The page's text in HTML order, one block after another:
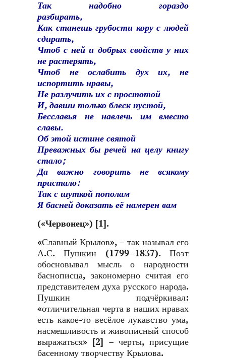
Так надобно гораздо
Как станешь грубости кору с людей
сдирать,
Чтоб с ней и добрых свойств у них
не растерять,
Чтоб не ослабить дух их, не
испортить нравы,
Не разлучить их с простотой
И, давши только блеск пустой,
Бесславья не навлечь им вместо
славы.
Об этой истине святой
Преважных бы речей на целу книгу
стало;
Да важно говорить не всякому
пристало:
Так с шуткой пополам
Я басней доказать её намерен вам
(«Червонец») [1].
«Славный Крылов», – так называл его
А.С. Пушкин (1799–1837). Поэт
обосновывал мысль о народности
баснописца, закономерно считая его
представителем духа русского народа.
Пушкин подчёркивал:
«отличительная черта в наших нравах
есть какое-то весёлое лукавство ума,
насмешливость и живописный способ
выражаться»
[2]
– черты, присущие
басенному творчеству Крылова.